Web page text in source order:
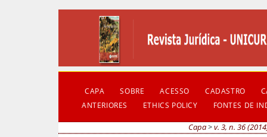
CAPA SOBRE ACESSO CADASTRO
ANTERIORES
ETHICS POLICY FONTES DE
Capa>v. 3, n. 36